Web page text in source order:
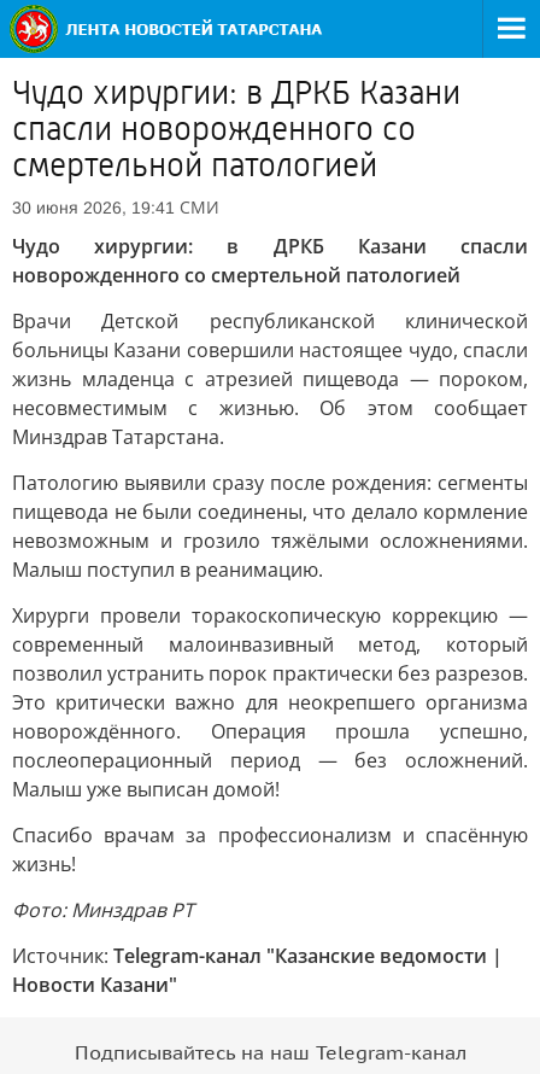
Чудо хирургии: в ДРКБ Казани
спасли новорожденного со
смертельной патологией
30 июня 2026, 19:41 СМИ
Чудо хирургии: в ДРКБ Казани спасли
новорожденного со смертельной патологией
Врачи Детской республиканской клинической
больницы Казани совершили настоящее чудо, спасли
жизнь младенца с атрезией пищевода — пороком,
несовместимым с жизнью. Об этом сообщает
Минздрав Татарстана.
Патологию выявили сразу после рождения: сегменты
пищевода не были соединены, что делало кормление
невозможным и грозило тяжёлыми осложнениями.
Малыш поступил в реанимацию.
Хирурги провели торакоскопическую коррекцию —
современный малоинвазивный метод, который
позволил устранить порок практически без разрезов.
Это критически важно для неокрепшего организма
новорождённого. Операция прошла успешно,
послеоперационный период — без осложнений.
Малыш уже выписан домой!
Спасибо врачам за профессионализм и спасённую
жизнь!
Фото: Минздрав РТ
Источник: Telegram-канал "Казанские ведомости |
Новости Казани"
Подписывайтесь на наш Telegram-канал